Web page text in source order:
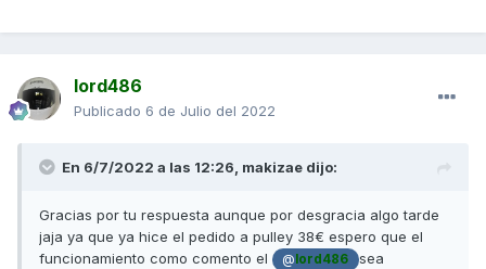
lord486
Publicado 6 de Julio del 2022
En 6/7/2022 a las 12:26, makizae dijo:
Gracias por tu respuesta aunque por desgracia algo tarde
jaja ya que ya hice el pedido a pulley 38€ espero que el
funcionamiento como comento el
@ lord486
sea